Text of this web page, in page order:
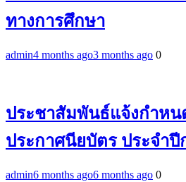
ทางการศึกษา
admin4 months ago3 months ago 0
ประชาสัมพันธ์แจ้งกำห
ประกาศนียบัตร ประจำปี
admin6 months ago6 months ago 0